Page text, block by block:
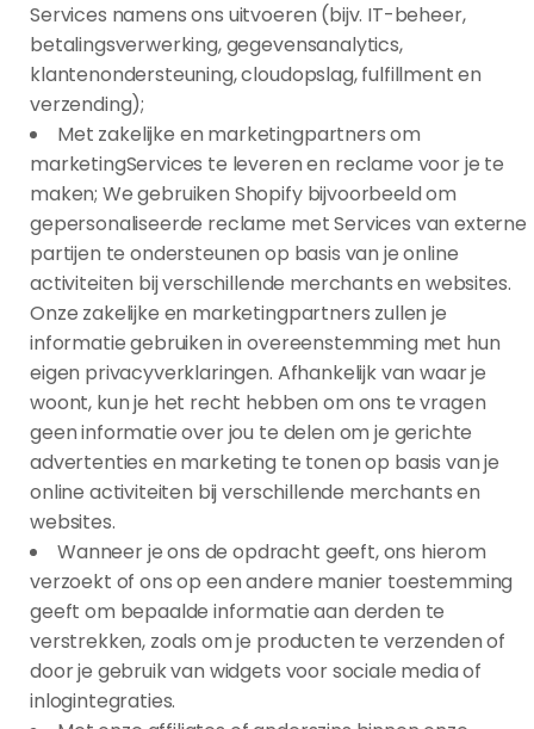
Services namens ons uitvoeren (bijv. IT-beheer,
betalingsverwerking, gegevensanalytics,
klantenondersteuning, cloudopslag, fulfillment en
verzending);
Met zakelijke en marketingpartners om
marketingServices te leveren en reclame voor je te
maken; We gebruiken Shopify bijvoorbeeld om
gepersonaliseerde reclame met Services van externe
partijen te ondersteunen op basis van je online
activiteiten bij verschillende merchants en websites.
Onze zakelijke en marketingpartners zullen je
informatie gebruiken in overeenstemming met hun
eigen privacyverklaringen. Afhankelijk van waar je
woont, kun je het recht hebben om ons te vragen
geen informatie over jou te delen om je gerichte
advertenties en marketing te tonen op basis van je
online activiteiten bij verschillende merchants en
websites.
Wanneer je ons de opdracht geeft, ons hierom
verzoekt of ons op een andere manier toestemming
geeft om bepaalde informatie aan derden te
verstrekken, zoals om je producten te verzenden of
door je gebruik van widgets voor sociale media of
inlogintegraties.